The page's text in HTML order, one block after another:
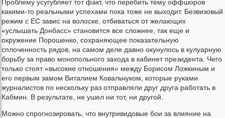
Проблему усугубляет тот факт, что перебить тему оффшоров
какими-то реальными успехами пока тоже не выходит. Безвизовый
режим с ЕС завис на волоске, отбиваться от желающих
«услышать Донбасс» становится все сложнее, так еще и
окружение Порошенко, сохраняющее показательную
сплоченность рядов, на самом деле давно окунулось в кулуарную
борьбу за право монопольного захода в кабинет президента. Чего
только стоят «высокие отношения» между Борисом Ложкиным и
его первым замом Виталием Ковальчуком, которые руками
журналистов по нескольку раз отправляли друг друга работать в
Кабмин. В результате, не ушел ни тот, ни другой.
Можно спрогнозировать, что внутривидовые бои за влияние на